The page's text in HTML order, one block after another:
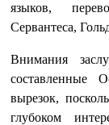
языков,
Сервантеса,
Внимания
составленные
вырезок,
глубоком